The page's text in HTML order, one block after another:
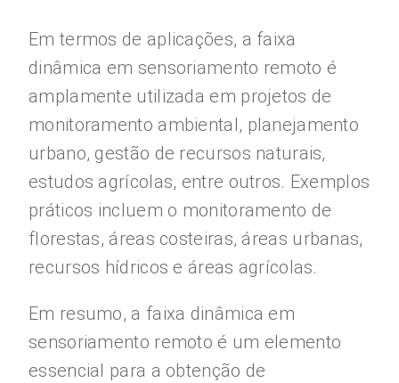
Em termos de aplicações, a faixa
dinâmica em sensoriamento remoto é
amplamente utilizada em projetos de
monitoramento ambiental, planejamento
urbano, gestão de recursos naturais,
estudos agrícolas, entre outros. Exemplos
práticos incluem o monitoramento de
florestas, áreas costeiras, áreas urbanas,
recursos hídricos e áreas agrícolas.
Em resumo, a faixa dinâmica em
sensoriamento remoto é um elemento
essencial para a obtenção de